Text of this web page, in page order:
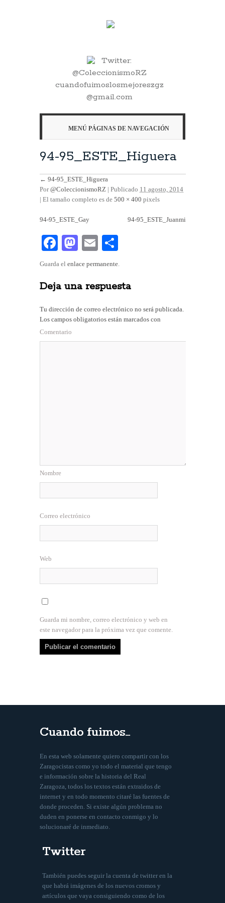
Twitter:
@ColeccionismoRZ
cuandofuimoslosmejoreszgz
@gmail.com
MENÚ PÁGINAS DE NAVEGACIÓN
94-95_ESTE_Higuera
← 94-95_ESTE_Higuera
Por@ColeccionismoRZ | Publicado 11 agosto, 2014
| El tamaño completo es de 500 × 400 pixels
94-95_ESTE_Gay 94-95_ESTE_Juanmi
Fa
ce
ok
M
as
do
n
E
m
pa
rti
r
Guarda el enlace permanente.
Deja una respuesta
Tu dirección de correo electrónico no será publicada.
Los campos obligatorios están marcados con
Comentario
Nombre
Correo electrónico
Web
Guarda mi nombre, correo electrónico y web en
este navegador para la próxima vez que comente.
Cuando fuimos…
En esta web solamente quiero compartir con los
Zaragocistas como yo todo el material que tengo
e información sobre la historia del Real
Zaragoza, todos los textos están extraidos de
internet y en todo momento citaré las fuentes de
donde proceden. Si existe algún problema no
duden en ponerse en contacto conmigo y lo
solucionaré de inmediato.
Twitter
También puedes seguir la cuenta de twitter en la
que habrá imágenes de los nuevos cromos y
artículos que vaya consiguiendo como de los